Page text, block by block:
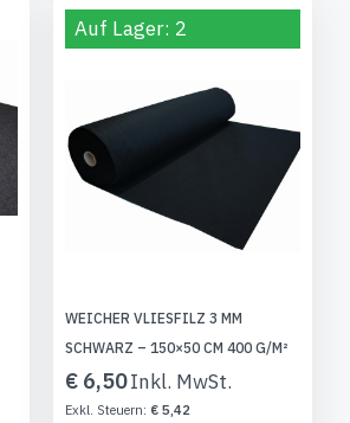
Auf Lager: 2
WEICHER VLIESFILZ 3 MM
SCHWARZ – 150×50 CM 400 G/M²
€ 6,50
€ 5,42